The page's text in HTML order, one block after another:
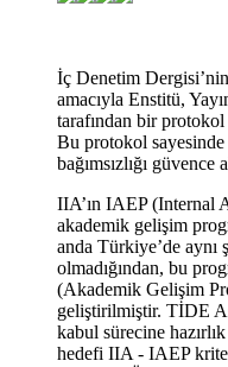
İç Denetim Dergisi’nin
amacıyla Enstitü,
tarafından bir
Bu protokol
bağımsızlığı güvence
IIA’ın IAEP (Internal
akademik gelişim
anda Türkiye’de
olmadığından, bu
(Akademik Gelişim
geliştirilmiştir. TİDE
kabul sürecine
hedefi IIA - IAEP